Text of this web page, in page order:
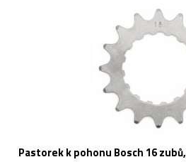
Pastorek k pohonu Bosch 16